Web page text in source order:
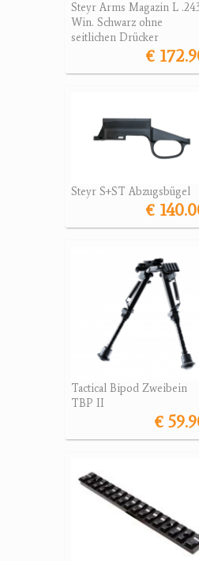
Steyr Arms Magazin L
Win. Schwarz ohne
seitlichen Drücker
€
Steyr S+ST Abzugsbügel
€
Tactical Bipod Zweibein
TBP II
€